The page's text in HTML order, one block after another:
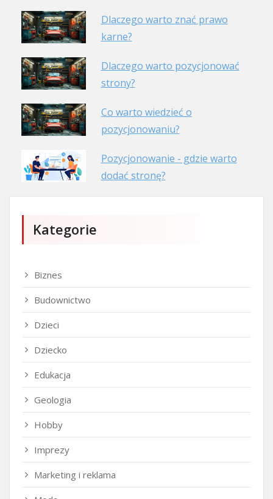
Dlaczego warto znać prawo
karne?
Dlaczego warto pozycjonować
strony?
Co warto wiedzieć o
pozycjonowaniu?
Pozycjonowanie - gdzie warto
dodać stronę?
Kategorie
Biznes
Budownictwo
Dzieci
Dziecko
Edukacja
Geologia
Hobby
Imprezy
Marketing i reklama